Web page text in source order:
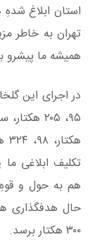
استان ابلاغ
تهران به خاطر
همیشه ما پیشرو
حال هدفگذاری
۳۰۰ هکتار برسد.